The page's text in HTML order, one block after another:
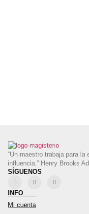
“Un maestro trabaja para
influencia.” Henry Brooks
SÍGUENOS
INFO
Mi cuenta